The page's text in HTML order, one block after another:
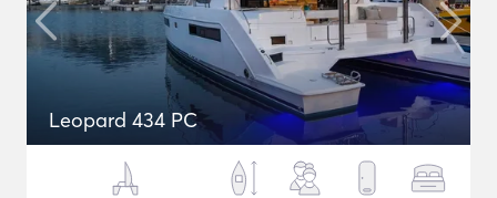
Leopard 434 PC